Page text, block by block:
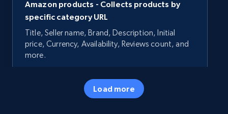
Amazon products - Collects products by
specific category URL
Title, Seller name, Brand, Description, Initial
price, Currency, Availability, Reviews count, and
more.
5.7K+ Jetzt anfangen
Load more